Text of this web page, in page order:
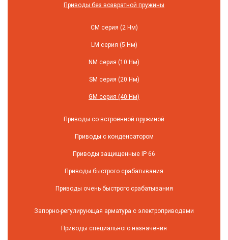
Приводы без возвратной пружины
СM серия (2 Нм)
LM серия (5 Нм)
NM серия (10 Нм)
SM серия (20 Нм)
GM серия (40 Нм)
Приводы со встроенной пружиной
Приводы с конденсатором
Приводы защищенные IP 66
Приводы быстрого срабатывания
Приводы очень быстрого срабатывания
Запорно-регулирующая арматура с электроприводами
Приводы специального назначения